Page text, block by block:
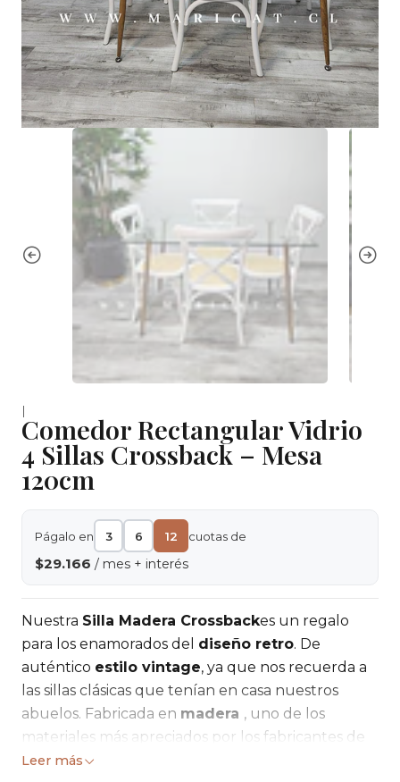
|
Comedor Rectangular Vidrio
4 Sillas Crossback – Mesa
120cm
Págalo en 3 6 12 cuotas de
$29.166 / mes + interés
Nuestra Silla Madera Crossbackes un regalo
para los enamorados del diseño retro. De
auténtico estilo vintage, ya que nos recuerda a
las sillas clásicas que tenían en casa nuestros
abuelos. Fabricada en madera , uno de los
materiales más apreciados por los fabricantes de
muebles, pues se adapta perfectamente a
Leer más